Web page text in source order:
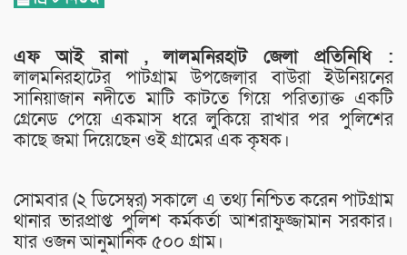
এফ আই রানা , লালমনিরহাট জেলা প্রতিনিধি :
লালমনিরহাটের পাটগ্রাম উপজেলার বাউরা ইউনিয়নের
সানিয়াজান নদীতে মাটি কাটতে গিয়ে পরিত্যাক্ত একটি
গ্রেনেড পেয়ে একমাস ধরে লুকিয়ে রাখার পর পুলিশের
কাছে জমা দিয়েছেন ওই গ্রামের এক কৃষক।
সোমবার (২ ডিসেম্বর) সকালে এ তথ্য নিশ্চিত করেন পাটগ্রাম
থানার ভারপ্রাপ্ত পুলিশ কর্মকর্তা আশরাফুজ্জামান সরকার।
যার ওজন আনুমানিক ৫০০ গ্রাম।